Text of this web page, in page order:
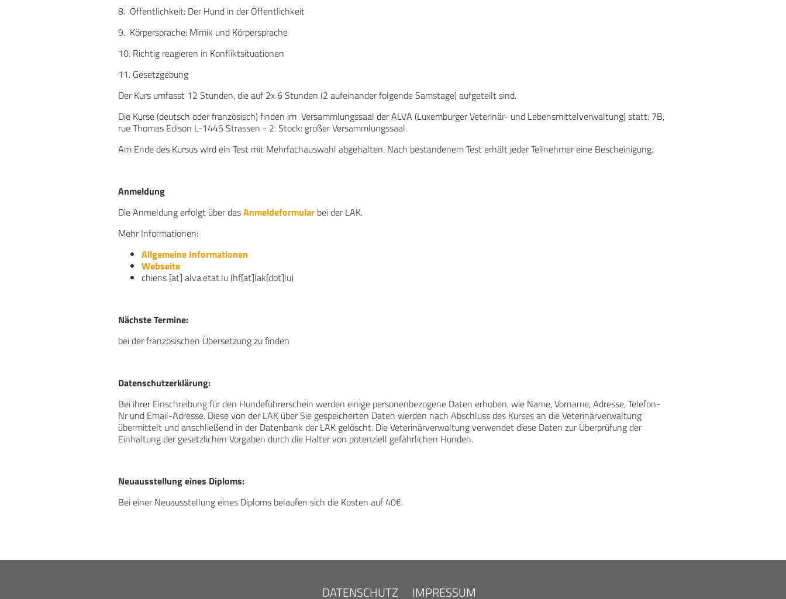
8. Öffentlichkeit: Der Hund in der Öffentlichkeit
9. Körpersprache: Mimik und Körpersprache
10. Richtig reagieren in Konfliktsituationen
11. Gesetzgebung
Der Kurs umfasst 12 Stunden, die auf 2x 6 Stunden (2 aufeinander folgende Samstage) aufgeteilt sind.
Die Kurse (deutsch oder französisch) finden im Versammlungssaal der ALVA (Luxemburger Veterinär- und Lebensmittelverwaltung) statt: 7B,
rue Thomas Edison L-1445 Strassen - 2. Stock: großer Versammlungssaal.
Am Ende des Kursus wird ein Test mit Mehrfachauswahl abgehalten. Nach bestandenem Test erhält jeder Teilnehmer eine Bescheinigung.
Anmeldung
Die Anmeldung erfolgt über dasAnmeldeformular bei der LAK.
Mehr Informationen:
Allgemeine Informationen
Webseite
chiens [at] alva.etat.lu(hf[at]lak[dot]lu)
Nächste Termine:
bei der französischen Übersetzung zu finden
Datenschutzerklärung:
Bei ihrer Einschreibung für den Hundeführerschein werden einige personenbezogene Daten erhoben, wie Name, Vorname, Adresse, Telefon-
Nr und Email-Adresse. Diese von der LAK über Sie gespeicherten Daten werden nach Abschluss des Kurses an die Veterinärverwaltung
übermittelt und anschließend in der Datenbank der LAK gelöscht. Die Veterinärverwaltung verwendet diese Daten zur Überprüfung der
Einhaltung der gesetzlichen Vorgaben durch die Halter von potenziell gefährlichen Hunden.
Neuausstellung eines Diploms:
Bei einer Neuausstellung eines Diploms belaufen sich die Kosten auf 40€.
DATENSCHUTZ IMPRESSUM